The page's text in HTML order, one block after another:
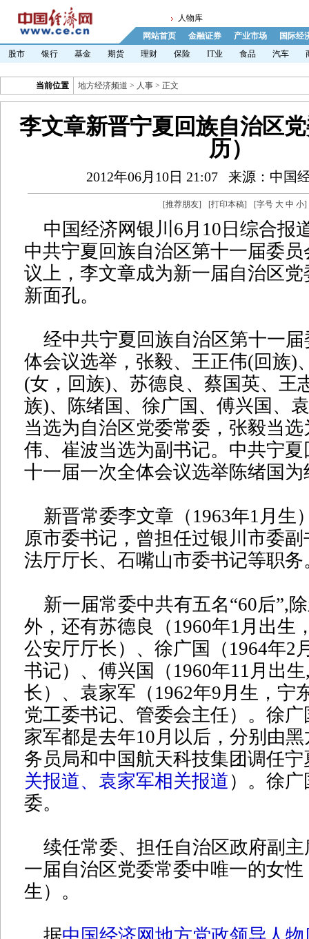
人物库
网站首页
金融证券 产业市场
国际经
股市
银行 基金 期货 理财 保险 IT业 食品 汽车
当前位置 地方经济频道 > 人事 > 正文
李文章新晋宁夏回族自治区
历）
2012年06月10日 21:07 来源：中国
[推荐朋友] [打印本稿] [字号 大 中 小]
中国经济网银川6月10日综合报
中共宁夏回族自治区第十一届委
议上，李文章成为新一届自治区
新面孔。
经中共宁夏回族自治区第十一届
体会议选举，张毅、王正伟(回族)
(女，回族)、苏德良、蔡国英、王
族)、陈绪国、徐广国、傅兴国、
当选为自治区党委常委，张毅当
伟、崔波当选为副书记。中共宁
十一届一次全体会议选举陈绪国
新晋常委李文章（1963年1月生
原市委书记，曾担任过银川市委
法厅厅长、石嘴山市委书记等职务
新一届常委中共有五名“60后”,
外，还有苏德良（1960年1月出生
公安厅厅长）、徐广国（1964年2
书记）、傅兴国（1960年11月出
长）、袁家军（1962年9月生，宁
党工委书记、管委会主任）。徐
家军都是去年10月以后，分别由
务员局和中国航天科技集团调任宁
关报道、 袁家军相关报道 ）。徐
委。
续任常委、担任自治区政府副主
一届自治区党委常委中唯一的女性
生）。